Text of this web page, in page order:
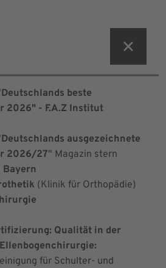
Deutschlands beste
2026" - F.A.Z Institut
Deutschlands ausgezeichnete
2026/27" Magazin stern
Bayern
(Klinik für Orthopädie)
Qualität in der
für Schulter- und